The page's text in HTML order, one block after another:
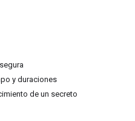
y duraciones
de un secreto